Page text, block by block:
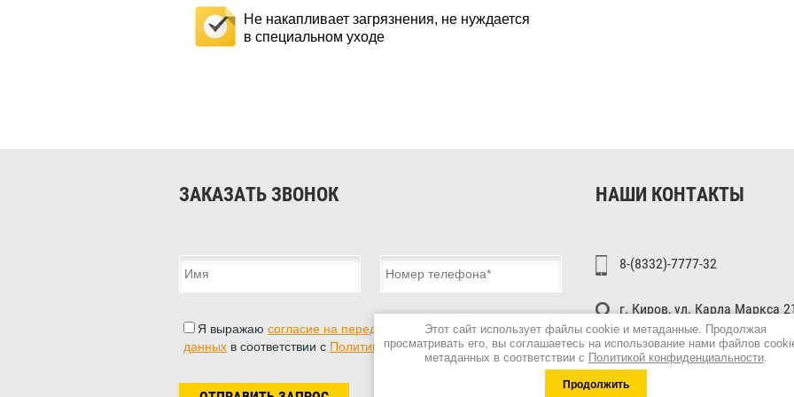
Этот сайт использует файлы cookie и метаданные. Продолжая
просматривать его, вы соглашаетесь на использование нами файлов
метаданных в соответствии с Политикой конфиденциальности.
Продолжить
Не накапливает загрязнения, не нуждается
в специальном уходе
ЗАКАЗАТЬ ЗВОНОК
Я выражаю согласие на передачу и обработку персональных
данных в соответствии с Политикой конфиденциальности
НАШИ КОНТАКТЫ
8-(8332)-7777-32
г. Киров, ул. Карла Маркса
Пн-Вс с 8:00 до 17:00